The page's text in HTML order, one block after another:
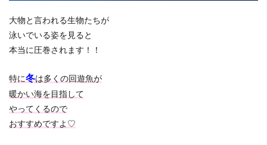
大物と言われる生物たちが
泳いでいる姿を見ると
本当に圧巻されます！！
特に冬は多くの回遊魚が
暖かい海を目指して
やってくるので
おすすめですよ♡